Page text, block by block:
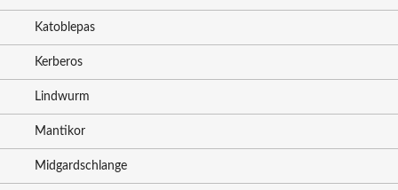
Katoblepas
Kerberos
Lindwurm
Mantikor
Midgardschlange